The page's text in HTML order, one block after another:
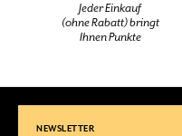
Jeder Einkauf
(ohne Rabatt) bringt
Ihnen Punkte
NEWSLETTER